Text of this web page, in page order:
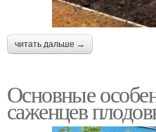
читать дальше →
Основные
саженцев